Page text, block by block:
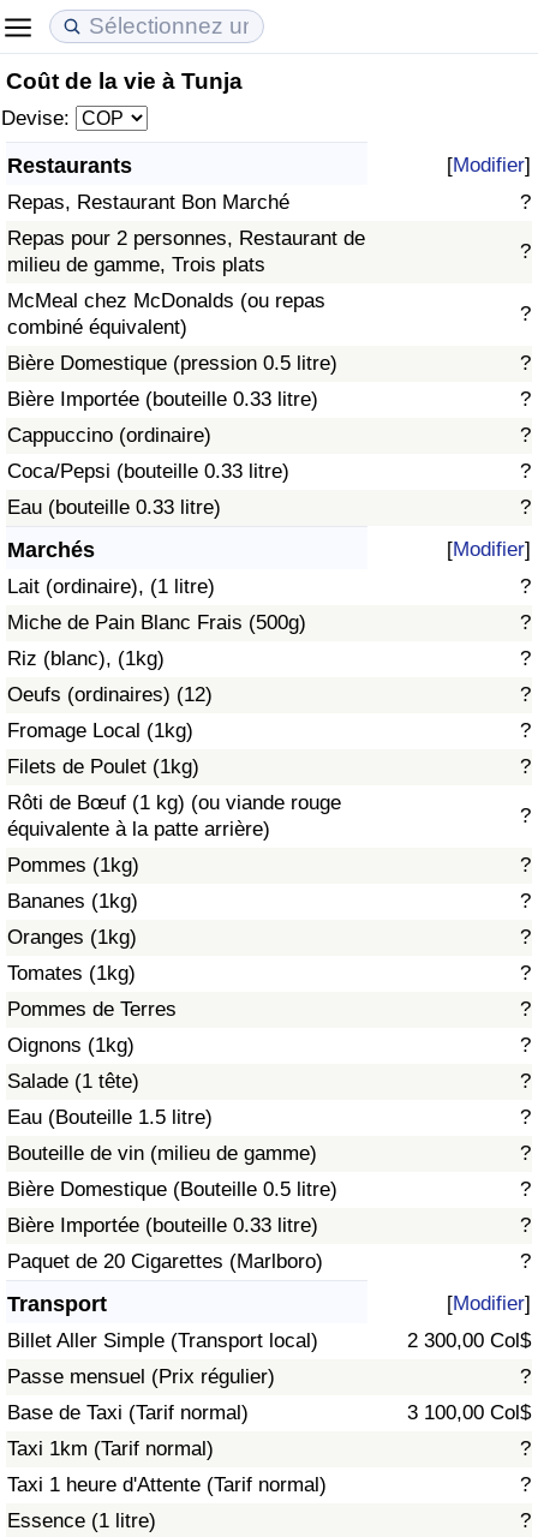
Coût de la vie à Tunja
Devise:
Restaurants [Modifier]
Repas, Restaurant Bon Marché
?
Repas pour 2 personnes, Restaurant de
milieu de gamme, Trois plats
?
McMeal chez McDonalds (ou repas
combiné équivalent)
?
Bière Domestique (pression 0.5 litre)
?
Bière Importée (bouteille 0.33 litre)
?
Cappuccino (ordinaire)
?
Coca/Pepsi (bouteille 0.33 litre)
?
Eau (bouteille 0.33 litre)
?
Marchés [Modifier]
Lait (ordinaire), (1 litre)
?
Miche de Pain Blanc Frais (500g)
?
Riz (blanc), (1kg)
?
Oeufs (ordinaires) (12)
?
Fromage Local (1kg)
?
Filets de Poulet (1kg)
?
Rôti de Bœuf (1 kg) (ou viande rouge
équivalente à la patte arrière)
?
Pommes (1kg)
?
Bananes (1kg)
?
Oranges (1kg)
?
Tomates (1kg)
?
Pommes de Terres
?
Oignons (1kg)
?
Salade (1 tête)
?
Eau (Bouteille 1.5 litre)
?
Bouteille de vin (milieu de gamme)
?
Bière Domestique (Bouteille 0.5 litre)
?
Bière Importée (bouteille 0.33 litre)
?
Paquet de 20 Cigarettes (Marlboro)
?
Transport [Modifier]
Billet Aller Simple (Transport local)
2 300,00 Col$
Passe mensuel (Prix régulier)
?
Base de Taxi (Tarif normal)
3 100,00 Col$
Taxi 1km (Tarif normal)
?
Taxi 1 heure d'Attente (Tarif normal)
?
Essence (1 litre)
?
Coût de la vie
Indice du Coût de la Vie
Indice du coût de la vie par pays
à Akaba
Prix de l'immobilier
Indice des Prix de l'immobilier
Indice des Prix de l'immobilier par Pays
Qualité de Vie
Indice de Qualité de Vie (Actuel)
Indice de qualité de vie par pays
Criminalité
Indice de Criminalité (Actuel)
Indice de Criminalité
Indice de criminalité par pays
Soins de santé
Indice des soins de santé (Actuel)
Indice des soins de santé
Indice des soins de santé par Pays
Pollution
Indice de pollution
Indice de Pollution par Pays
Trafic
Indice de Trafic
Indice de Trafic (Actuel)
Indice de Trafic par Pays